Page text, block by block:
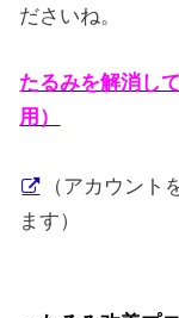
ださいね。
たるみを解消し
用）
（アカウント
ます）